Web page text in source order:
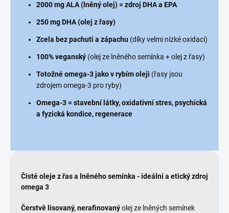
2000 mg ALA (lněný olej) = zdroj DHA a EPA
250 mg DHA (olej z řasy)
Zcela bez pachuti a zápachu (díky velmi nízké oxidaci)
100% veganský (olej ze lněného semínka + olej z řasy)
Totožné omega-3 jako v rybím oleji (řasy jsou
zdrojem omega-3 pro ryby)
Omega-3 = stavební látky, oxidativní stres, psychická
a fyzická kondice, regenerace
Čisté oleje z řas a lněného semínka - ideální a etický zdroj
omega 3
Čerstvě lisovaný, nerafinovanýolej ze lněných semínek